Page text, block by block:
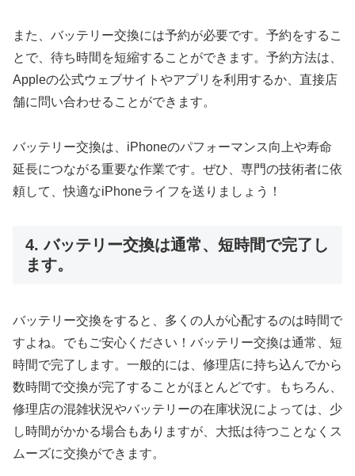
また、バッテリー交換には予約が必要です。予約をするこ
とで、待ち時間を短縮することができます。予約方法は、
Appleの公式ウェブサイトやアプリを利用するか、直接店
舗に問い合わせることができます。
バッテリー交換は、iPhoneのパフォーマンス向上や寿命
延長につながる重要な作業です。ぜひ、専門の技術者に依
頼して、快適なiPhoneライフを送りましょう！
4. バッテリー交換は通常、短時間で完了し
ます。
バッテリー交換をすると、多くの人が心配するのは時間で
すよね。でもご安心ください！バッテリー交換は通常、短
時間で完了します。一般的には、修理店に持ち込んでから
数時間で交換が完了することがほとんどです。もちろん、
修理店の混雑状況やバッテリーの在庫状況によっては、少
し時間がかかる場合もありますが、大抵は待つことなくス
ムーズに交換ができます。